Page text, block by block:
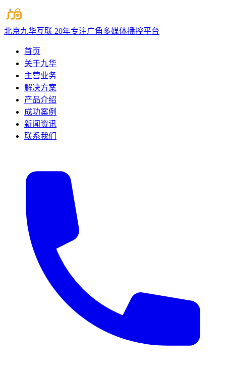
北京九华互联 20年专注广角多媒体播控平台
首页
关于九华
主营业务
解决方案
产品介绍
成功案例
新闻资讯
联系我们